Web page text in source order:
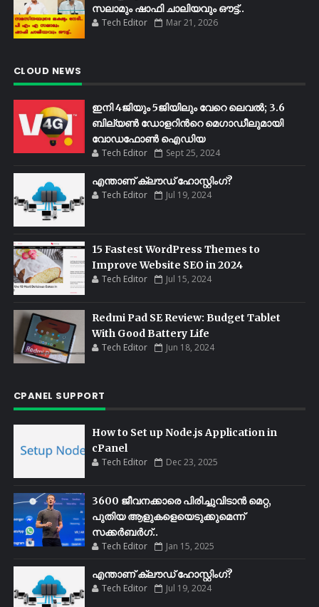
സലാമും ഷാഫി ചാലിയവും ഔട്ട്..
Tech Editor Mar 21, 2026
CLOUD NEWS
ഇനി 4ജിയും 5ജിയിലും വേറെ ലെവൽ; 3.6
ബില്യണ്‍ ഡോളറിന്‍റെ മെഗാഡീലുമായി
വോഡഫോണ്‍ ഐഡിയ
Tech Editor Sept 25, 2024
എന്താണ് ക്ലൗഡ് ഹോസ്റ്റിംഗ്?
Tech Editor Jul 19, 2024
15 Fastest WordPress Themes to
Improve Website SEO in 2024
Tech Editor Jul 15, 2024
Redmi Pad SE Review: Budget Tablet
With Good Battery Life
Tech Editor Jun 18, 2024
CPANEL SUPPORT
How to Set up Node.js Application in
cPanel
Tech Editor Dec 23, 2025
3600 ജീവനക്കാരെ പിരിച്ചുവിടാൻ മെറ്റ,
പുതിയ ആളുകളെയെടുക്കുമെന്ന്
സക്കർബർഗ്..
Tech Editor Jan 15, 2025
എന്താണ് ക്ലൗഡ് ഹോസ്റ്റിംഗ്?
Tech Editor Jul 19, 2024